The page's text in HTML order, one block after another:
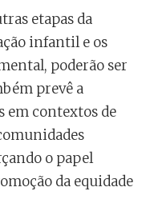
etapas da
infantil e os
poderão ser
prevê a
em contextos de
o papel
da equidade